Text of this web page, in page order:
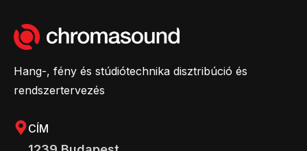
Hang-, fény és stúdiótechnika disztribúció és
rendszertervezés
CÍM